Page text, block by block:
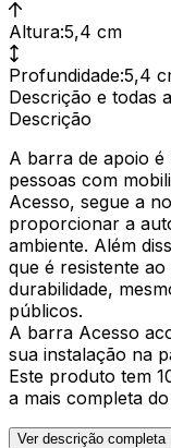
Altura:5,4 cm
Profundidade:5,4
Descrição e todas
Descrição
A barra de apoio é
pessoas com
Acesso, segue a
proporcionar a
ambiente. Além
que é resistente
durabilidade,
públicos.
A barra Acesso
sua instalação na
Este produto tem
a mais completa
Ver descrição completa